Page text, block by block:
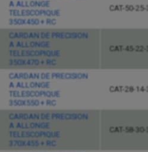
A ALLONGE
TELESCOPIQUE
350X450 + RC
CAT-50-
CARDAN DE PRECISION
A ALLONGE
TELESCOPIQUE
350X470 + RC
CAT-45-22-
CARDAN DE PRECISION
A ALLONGE
TELESCOPIQUE
350X550 + RC
CAT-28-
CARDAN DE PRECISION
A ALLONGE
TELESCOPIQUE
370X455 + RC
CAT-58-30-